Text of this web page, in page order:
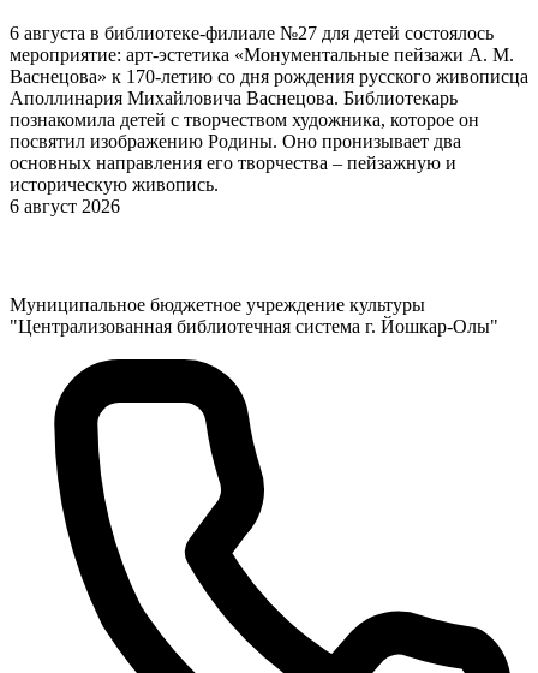
6 августа в библиотеке-филиале №27 для детей состоялось
мероприятие: арт-эстетика «Монументальные пейзажи А. М.
Васнецова» к 170-летию со дня рождения русского живописца
Аполлинария Михайловича Васнецова. Библиотекарь
познакомила детей с творчеством художника, которое он
посвятил изображению Родины. Оно пронизывает два
основных направления его творчества – пейзажную и
историческую живопись.
6 август 2026
Муниципальное бюджетное учреждение культуры
"Централизованная библиотечная система г. Йошкар-Олы"